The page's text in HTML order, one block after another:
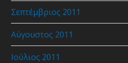
Σεπτέμβριος 2011
Αύγουστος 2011
Ιούλιος 2011